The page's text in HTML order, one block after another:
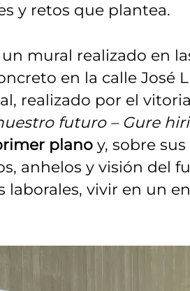
y retos que plantea.
mural realizado en
en la calle José
realizado por el
futuro – Gure
plano y, sobre
anhelos y visión del
vivir en un